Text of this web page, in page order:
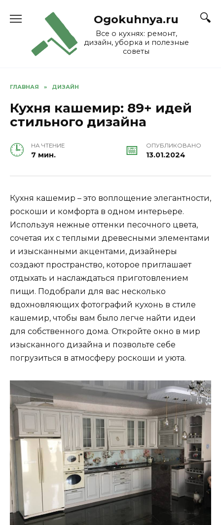
Ogokuhnya.ru
Все о кухнях: ремонт,
дизайн, уборка и полезные
советы
ГЛАВНАЯ » ДИЗАЙН
Кухня кашемир: 89+ идей
стильного дизайна
НА ЧТЕНИЕ
7 мин.
ОПУБЛИКОВАНО
13.01.2024
Кухня кашемир – это воплощение элегантности,
роскоши и комфорта в одном интерьере.
Используя нежные оттенки песочного цвета,
сочетая их с теплыми древесными элементами
и изысканными акцентами, дизайнеры
создают пространство, которое приглашает
отдыхать и наслаждаться приготовлением
пищи. Подобрали для вас несколько
вдохновляющих фотографий кухонь в стиле
кашемир, чтобы вам было легче найти идеи
для собственного дома. Откройте окно в мир
изысканного дизайна и позвольте себе
погрузиться в атмосферу роскоши и уюта.